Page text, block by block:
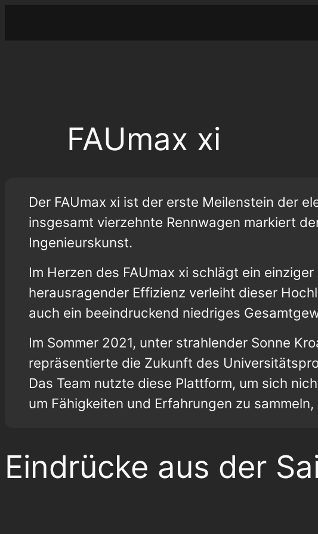
FAUmax xi
Der FAUmax xi ist der erste Meilenstein der
insgesamt vierzehnte Rennwagen markiert
Ingenieurskunst.
Im Herzen des FAUmax xi schlägt ein einziger
herausragender Effizienz verleiht dieser
auch ein beeindruckend niedriges
Im Sommer 2021, unter strahlender Sonne
repräsentierte die Zukunft des
Das Team nutzte diese Plattform, um sich
um Fähigkeiten und Erfahrungen zu
Eindrücke aus der